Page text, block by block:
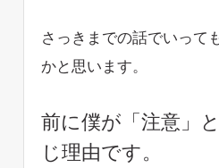
さっきまでの話でいって
かと思います。
前に僕が「注意」
じ理由です。